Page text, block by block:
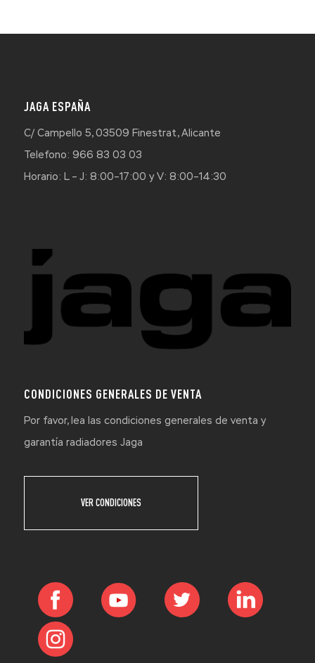
JAGA ESPAÑA
C/ Campello 5, 03509 Finestrat, Alicante
Telefono: 966 83 03 03
Horario: L – J: 8:00–17:00 y V: 8:00–14:30
CONDICIONES GENERALES DE VENTA
Por favor, lea las condiciones generales de venta y
garantía radiadores Jaga
VER CONDICIONES